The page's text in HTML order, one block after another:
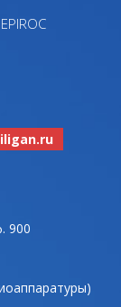
900